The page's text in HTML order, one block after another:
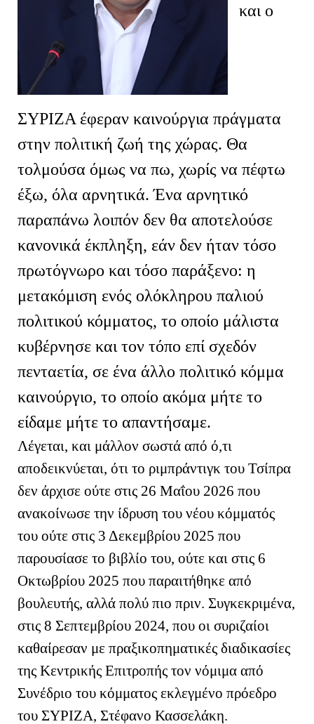
και ο
ΣΥΡΙΖΑ έφεραν καινούργια πράγματα
στην πολιτική ζωή της χώρας. Θα
τολμούσα όμως να πω, χωρίς να πέφτω
έξω, όλα αρνητικά. Ένα αρνητικό
παραπάνω λοιπόν δεν θα αποτελούσε
κανονικά έκπληξη, εάν δεν ήταν τόσο
πρωτόγνωρο και τόσο παράξενο: η
μετακόμιση ενός ολόκληρου παλιού
πολιτικού κόμματος, το οποίο μάλιστα
κυβέρνησε και τον τόπο επί σχεδόν
πενταετία, σε ένα άλλο πολιτικό κόμμα
καινούργιο, το οποίο ακόμα μήτε το
είδαμε μήτε το απαντήσαμε.
Λέγεται, και μάλλον σωστά από ό,τι
αποδεικνύεται, ότι το ριμπράντιγκ του Τσίπρα
δεν άρχισε ούτε στις 26 Μαΐου 2026 που
ανακοίνωσε την ίδρυση του νέου κόμματός
του ούτε στις 3 Δεκεμβρίου 2025 που
παρουσίασε το βιβλίο του, ούτε και στις 6
Οκτωβρίου 2025 που παραιτήθηκε από
βουλευτής, αλλά πολύ πιο πριν. Συγκεκριμένα,
στις 8 Σεπτεμβρίου 2024, που οι συριζαίοι
καθαίρεσαν με πραξικοπηματικές διαδικασίες
της Κεντρικής Επιτροπής τον νόμιμα από
Συνέδριο του κόμματος εκλεγμένο πρόεδρο
του ΣΥΡΙΖΑ, Στέφανο Κασσελάκη.